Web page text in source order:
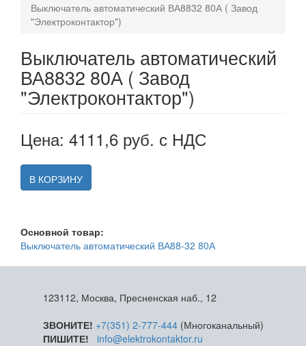
Выключатель автоматический ВА8832 80А ( Завод
"Электроконтактор")
Выключатель автоматический
ВА8832 80А ( Завод
"Электроконтактор")
Цена: 4111,6 руб. с НДС
В КОРЗИНУ
Основной товар:
Выключатель автоматический ВА88-32 80А
123112, Москва, Пресненская наб., 12
ЗВОНИТЕ! +7(351) 2-777-444(Многоканальный)
ПИШИТЕ!
info@elektrokontaktor.ru